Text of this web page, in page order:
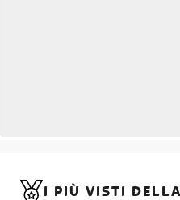
I PIÙ VISTI